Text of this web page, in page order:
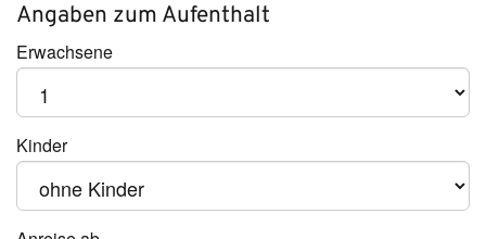
Angaben zum Aufenthalt
Erwachsene
Kinder